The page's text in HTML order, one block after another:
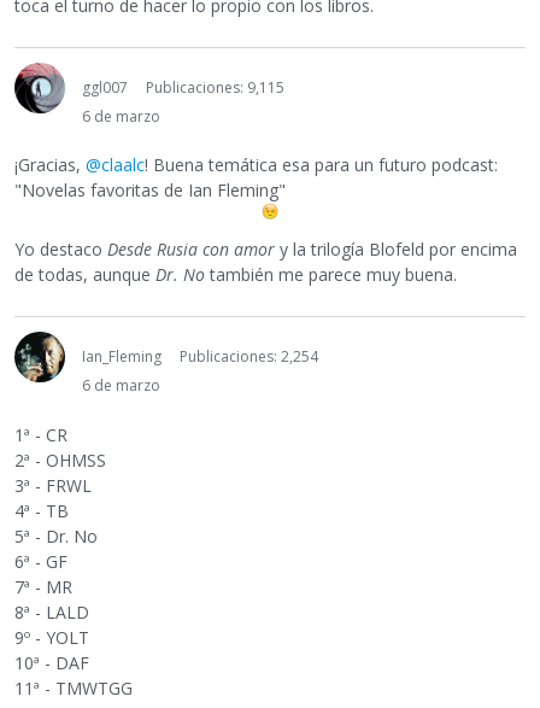
toca el turno de hacer lo propio con los libros.
ggl007
Publicaciones: 9,115
6 de marzo
¡Gracias, @claalc! Buena temática esa para un futuro podcast:
"Novelas favoritas de Ian Fleming"
Yo destaco Desde Rusia con amor y la trilogía Blofeld por encima
de todas, aunque Dr. Notambién me parece muy buena.
Ian_Fleming
Publicaciones: 2,254
6 de marzo
1ª - CR
2ª - OHMSS
3ª - FRWL
4ª - TB
5ª - Dr. No
6ª - GF
7ª - MR
8ª - LALD
9º - YOLT
10ª - DAF
11ª - TMWTGG